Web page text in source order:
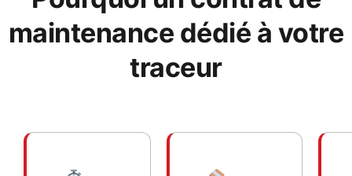
maintenance dédié à votre
traceur